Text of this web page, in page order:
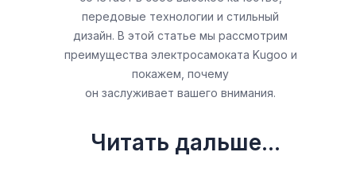
передовые технологии и стильный
дизайн. В этой статье мы рассмотрим
преимущества электросамоката Kugoo и
покажем, почему
он заслуживает вашего внимания.
Читать дальше...